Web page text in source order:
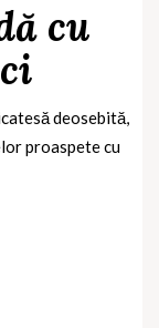
cu
deosebită,
proaspete cu